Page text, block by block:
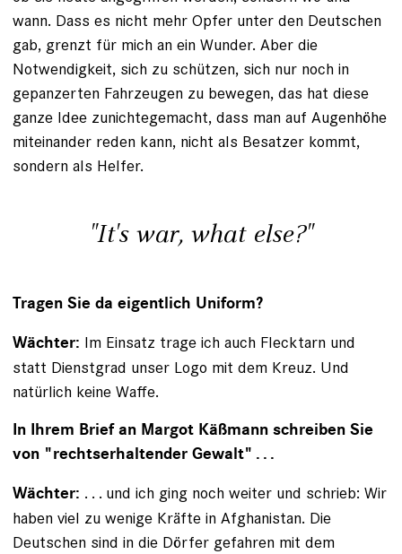
wann. Dass es nicht mehr Opfer unter den Deutschen
gab, grenzt für mich an ein Wunder. Aber die
Notwendigkeit, sich zu schützen, sich nur noch in
gepanzerten Fahrzeugen zu bewegen, das hat diese
ganze Idee zunichtegemacht, dass man auf Augenhöhe
miteinander reden kann, nicht als Besatzer kommt,
sondern als Helfer.
"It's war, what else?"
Tragen Sie da eigentlich Uniform?
Wächter: Im Einsatz trage ich auch Flecktarn und
statt Dienstgrad unser Logo mit dem Kreuz. Und
natürlich ­keine Waffe.
In Ihrem Brief an Margot Käßmann schreiben Sie
von "rechtserhaltender Gewalt" . . .
Wächter: . . . und ich ging noch weiter und schrieb: Wir
­haben viel zu wenige Kräfte in Afghanistan. Die
Deutschen sind in die Dörfer gefahren mit dem